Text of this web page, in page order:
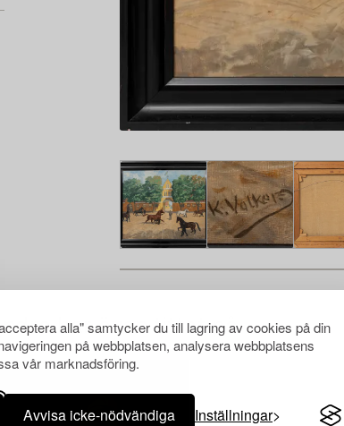
alla" samtycker du till lagring av cookies på din
på webbplatsen, analysera webbplatsens
vår marknadsföring.
Avvisa icke-nödvändiga Inställningar
har även tittat på